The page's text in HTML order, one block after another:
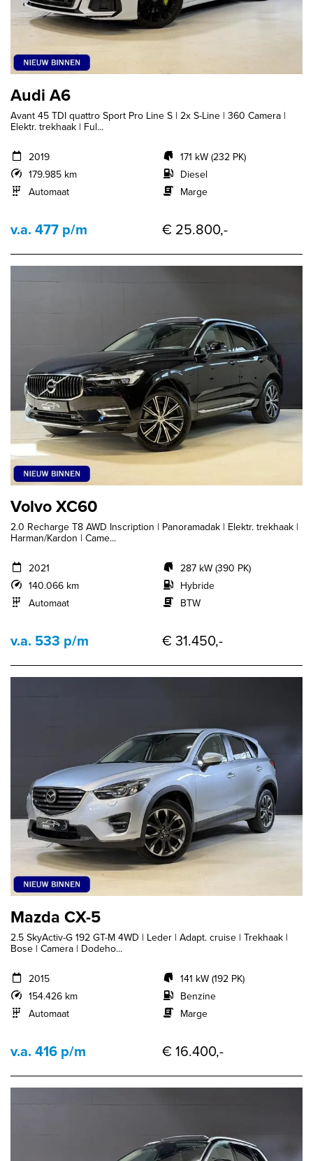
Audi A6
Avant 45 TDI quattro Sport Pro Line S | 2x S-Line | 360 Camera |
Elektr. trekhaak | Ful...
2019
179.985 km
Automaat
171 kW (232 PK)
Diesel
Marge
v.a. 477 p/m € 25.800,-
Volvo XC60
2.0 Recharge T8 AWD Inscription | Panoramadak | Elektr. trekhaak |
Harman/Kardon | Came...
2021
140.066 km
Automaat
287 kW (390 PK)
Hybride
BTW
v.a. 533 p/m € 31.450,-
Mazda CX-5
2.5 SkyActiv-G 192 GT-M 4WD | Leder | Adapt. cruise | Trekhaak |
Bose | Camera | Dodeho...
2015
154.426 km
Automaat
141 kW (192 PK)
Benzine
Marge
v.a. 416 p/m € 16.400,-